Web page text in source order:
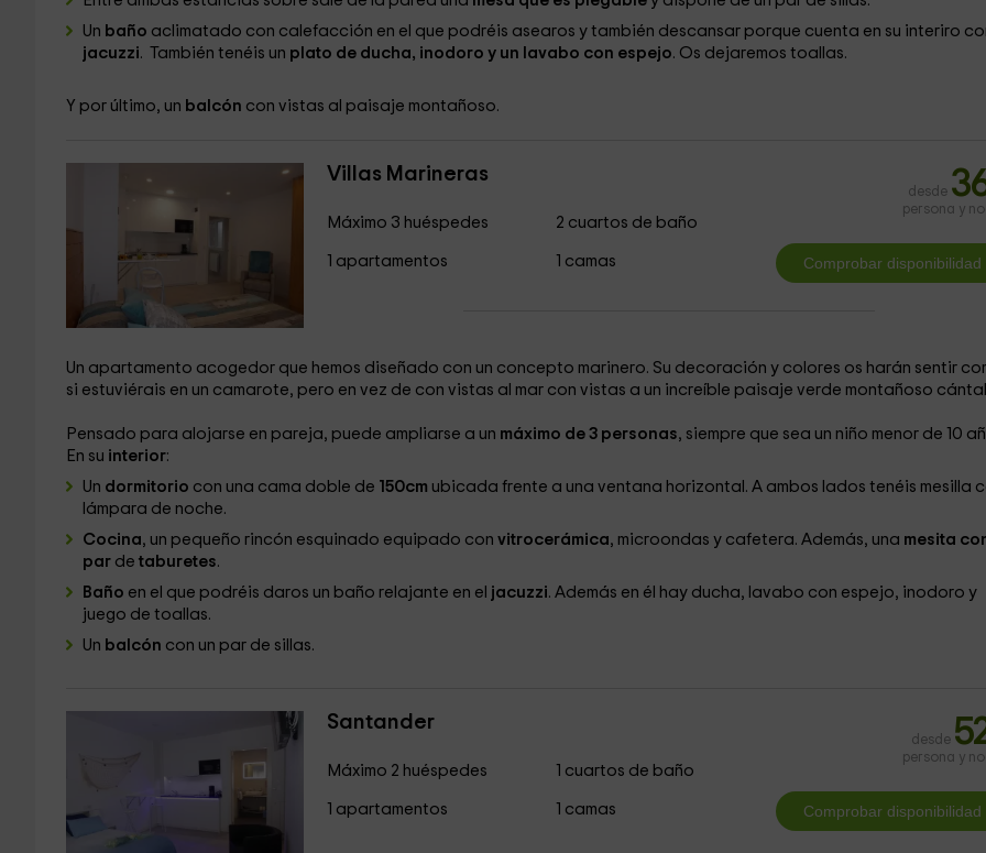
Un baño aclimatado con calefacción en el que podréis asearos y también descansar porque cuenta en su interiro
jacuzzi. También tenéis un plato de ducha, inodoro y un lavabo con espejo. Os dejaremos toallas.
Y por último, un balcón con vistas al paisaje montañoso.
Villas Marineras
Máximo 3 huéspedes
1 apartamentos
2 cuartos de baño
1 camas
desde
persona y
Un apartamento acogedor que hemos diseñado con un concepto marinero. Su decoración y colores os harán sentir
si estuviérais en un camarote, pero en vez de con vistas al mar con vistas a un increíble paisaje verde montañoso
Pensado para alojarse en pareja, puede ampliarse a un máximo de 3 personas, siempre que sea un niño menor de 10
En su interior:
Un dormitorio con una cama doble de 150cm ubicada frente a una ventana horizontal. A ambos lados tenéis mesilla
lámpara de noche.
Cocina, un pequeño rincón esquinado equipado con vitrocerámica, microondas y cafetera. Además, una mesita
par de taburetes.
Baño en el que podréis daros un baño relajante en el jacuzzi. Además en él hay ducha, lavabo con espejo, inodoro y
juego de toallas.
Un balcón con un par de sillas.
Santander
Máximo 2 huéspedes
1 apartamentos
1 cuartos de baño
1 camas
desde
persona y